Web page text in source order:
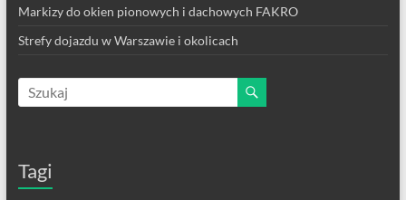
Markizy do okien pionowych i dachowych FAKRO
Strefy dojazdu w Warszawie i okolicach
Tagi